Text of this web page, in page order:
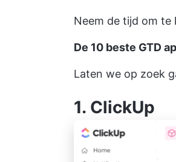
Neem de tijd om te
De 10 beste GTD
Laten we op zoek
1. ClickUp